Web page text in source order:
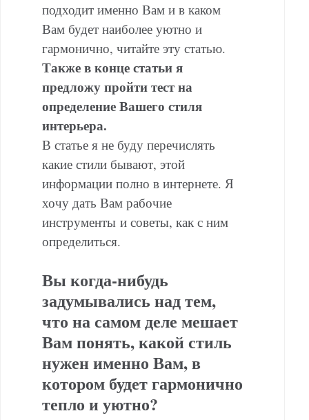
подходит именно Вам и в каком
Вам будет наиболее уютно и
гармонично, читайте эту статью.
Также в конце статьи я
предложу пройти тест на
определение Вашего стиля
интерьера.
В статье я не буду перечислять
какие стили бывают, этой
информации полно в интернете. Я
хочу дать Вам рабочие
инструменты и советы, как с ним
определиться.
Вы когда-нибудь
задумывались над тем,
что на самом деле мешает
Вам понять, какой стиль
нужен именно Вам, в
котором будет гармонично
тепло и уютно?